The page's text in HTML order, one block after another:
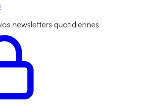
newsletters quotidiennes